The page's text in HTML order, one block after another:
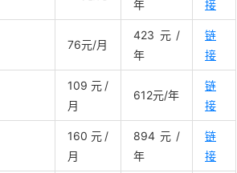
年
接
76元/月
423元/
年
链
接
109元/
月
612元/年
链
接
160元/
月
894元/
年
链
接